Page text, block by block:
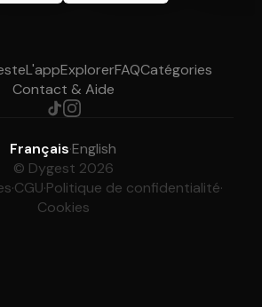
L'appExplorerFAQCatégories
Contact & Aide
Français·English
© Dygest 2026
·CGU·Politique de confidentialité·
Cookies